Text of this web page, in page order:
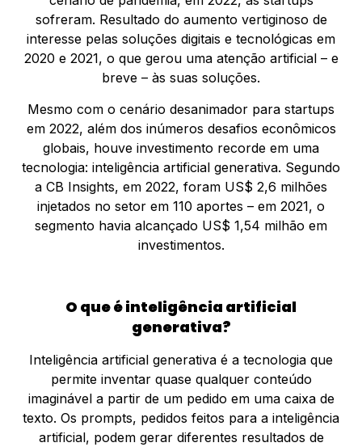
sofreram. Resultado do aumento vertiginoso de
interesse pelas soluções digitais e tecnológicas em
2020 e 2021, o que gerou uma atenção artificial – e
breve – às suas soluções.
Mesmo com o cenário desanimador para startups
em 2022, além dos inúmeros desafios econômicos
globais, houve investimento recorde em uma
tecnologia: inteligência artificial generativa. Segundo
a CB Insights, em 2022, foram US$ 2,6 milhões
injetados no setor em 110 aportes – em 2021, o
segmento havia alcançado US$ 1,54 milhão em
investimentos.
O que é inteligência artificial
generativa?
Inteligência artificial generativa é a tecnologia que
permite inventar quase qualquer conteúdo
imaginável a partir de um pedido em uma caixa de
texto. Os prompts, pedidos feitos para a inteligência
artificial, podem gerar diferentes resultados de